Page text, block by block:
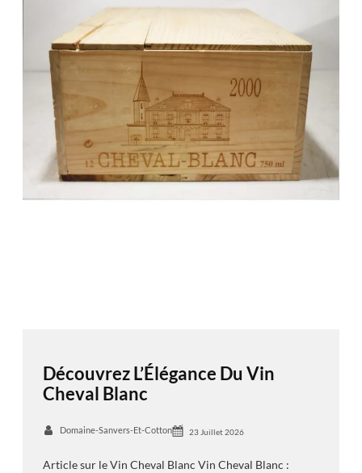
Découvrez L’Élégance Du Vin
Cheval Blanc
Domaine-Sanvers-Et-Cotton 23 Juillet 2026
Article sur le Vin Cheval Blanc Vin Cheval Blanc :